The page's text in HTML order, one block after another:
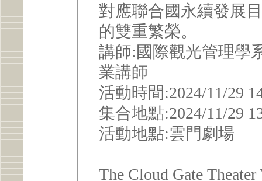
對應聯合國永續發展
的雙重繁榮。
講師:國際觀光管理學
業講師
活動時間:2024/11/29
集合地點:2024/11/29
活動地點:雲門劇場
The Cloud Gate